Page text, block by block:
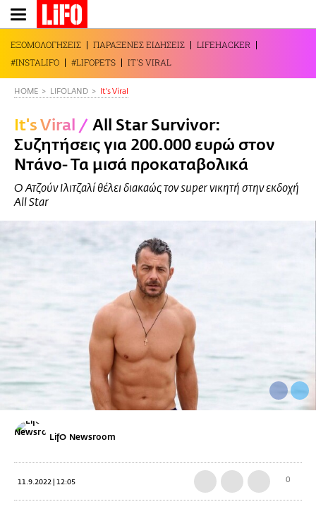
Παράκαμψη
προς
το
κυρίως
περιεχόμενο
ΕΞΟΜΟΛΟΓΗΣΕΙΣ ΠΑΡΑΞΕΝΕΣ ΕΙΔΗΣΕΙΣ
LIFEHACKER
#INSTALIFO
#LIFOPETS IT'S VIRAL
HOME LIFOLAND It's Viral
It's Viral / Αll Star Survivor:
Συζητήσεις για 200.000 ευρώ στον
Ντάνο- Τα μισά προκαταβολικά
Ο Ατζούν Ιλιτζαλί θέλει διακαώς τον super νικητή στην εκδοχή
All Star
LifO Newsroom
11.9.2022 | 12:05 0